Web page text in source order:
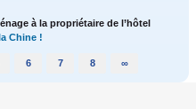
à la propriétaire de l’hôtel
Chine !
6 7 8 ∞